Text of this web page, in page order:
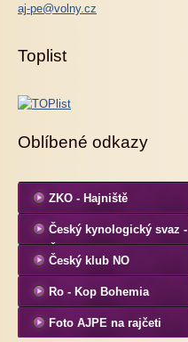
aj-pe@volny.cz
Toplist
Oblíbené odkazy
ZKO - Hajniště
Český kynologický svaz -
ČKS
Český klub NO
Ro - Kop Bohemia
Foto AJPE na rajčeti